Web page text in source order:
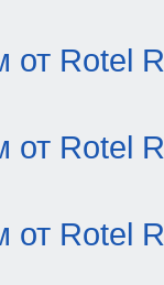
от Rotel
от Rotel
от Rotel